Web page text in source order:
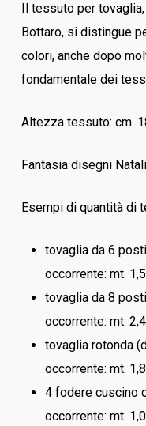
Il tessuto per tovaglia,
Bottaro, si distingue
colori, anche dopo
fondamentale dei
Altezza tessuto: cm.
Fantasia disegni
Esempi di quantità di
tovaglia da 6
occorrente: mt.
tovaglia da 8
occorrente: mt.
tovaglia rotonda
occorrente: mt.
4 fodere cuscino
occorrente: mt.